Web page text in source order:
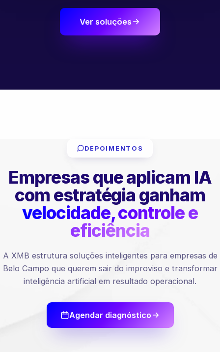
Ver soluções
DEPOIMENTOS
Empresas que aplicam IA
com estratégia ganham
velocidade, controle e
eficiência
A XMB estrutura soluções inteligentes para empresas de
Belo Campo que querem sair do improviso e transformar
inteligência artificial em resultado operacional.
Agendar diagnóstico